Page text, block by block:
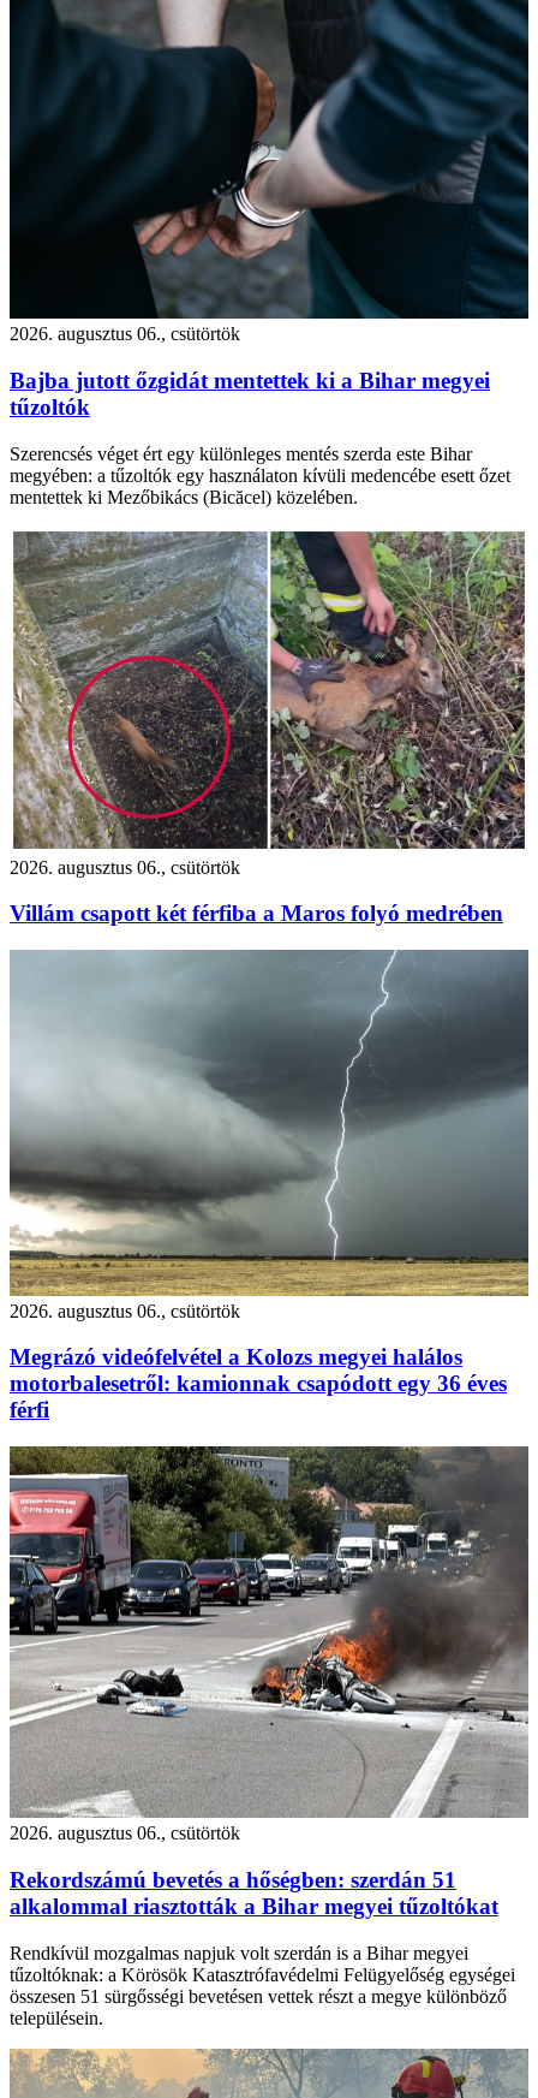
2026. augusztus 06., csütörtök
Bajba jutott őzgidát mentettek ki a Bihar megyei
tűzoltók
Szerencsés véget ért egy különleges mentés szerda este Bihar
megyében: a tűzoltók egy használaton kívüli medencébe esett őzet
mentettek ki Mezőbikács (Bicăcel) közelében.
2026. augusztus 06., csütörtök
Villám csapott két férfiba a Maros folyó medrében
2026. augusztus 06., csütörtök
Megrázó videófelvétel a Kolozs megyei halálos
motorbalesetről: kamionnak csapódott egy 36 éves
férfi
2026. augusztus 06., csütörtök
Rekordszámú bevetés a hőségben: szerdán 51
alkalommal riasztották a Bihar megyei tűzoltókat
Rendkívül mozgalmas napjuk volt szerdán is a Bihar megyei
tűzoltóknak: a Körösök Katasztrófavédelmi Felügyelőség egységei
összesen 51 sürgősségi bevetésen vettek részt a megye különböző
településein.